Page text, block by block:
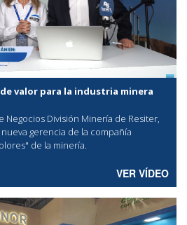
valor para la industria minera
Negocios División Minería de Resiter,
gerencia de la compañía
de la minería.
VER VÍDEO